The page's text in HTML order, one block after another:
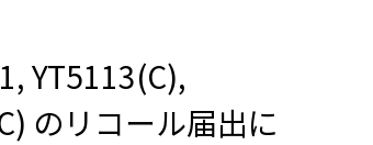
YT5113(C),
のリコール届出に